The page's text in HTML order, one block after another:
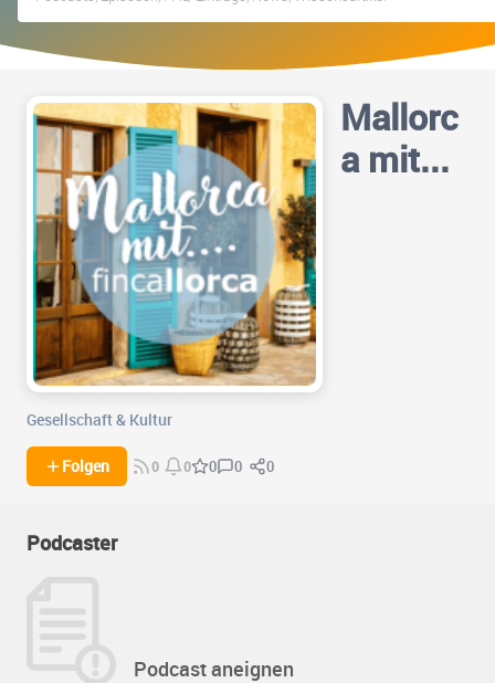
Mallorc
a mit...
Gesellschaft & Kultur
Folgen 0 0 0 0 0
Podcaster
Podcast aneignen